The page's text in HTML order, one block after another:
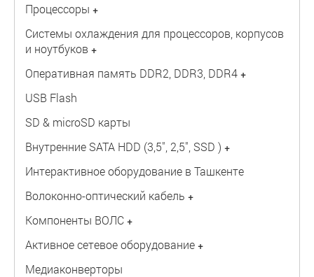
Процессоры +
Системы охлаждения для процессоров, корпусов
и ноутбуков +
Оперативная память DDR2, DDR3, DDR4 +
USB Flash
SD & microSD карты
Внутренние SATA HDD (3,5", 2,5", SSD ) +
Интерактивное оборудование в Ташкенте
Волоконно-оптический кабель +
Компоненты ВОЛС +
Активное сетевое оборудование +
Медиаконверторы